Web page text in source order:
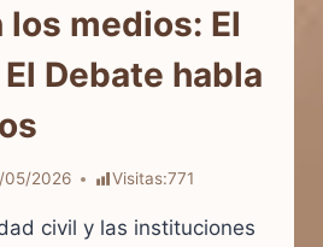
los medios: El
Debate habla
05/2026 Visitas:771
civil y las instituciones